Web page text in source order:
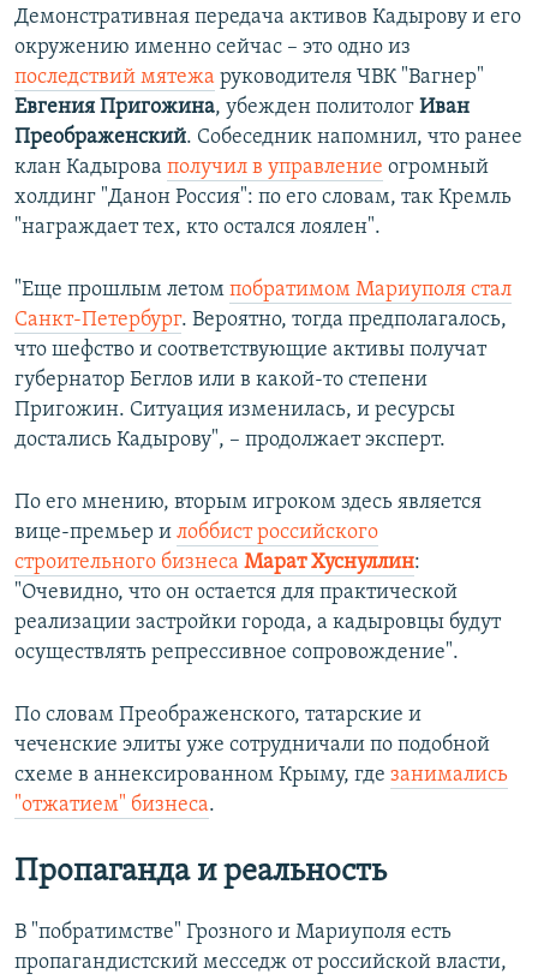
Демонстративная передача активов Кадырову и его
окружению именно сейчас – это одно из
последствий мятежа руководителя ЧВК "Вагнер"
Евгения Пригожина, убежден политолог Иван
Преображенский. Собеседник напомнил, что ранее
клан Кадырова получил в управление огромный
холдинг "Данон Россия": по его словам, так Кремль
"награждает тех, кто остался лоялен".
"Еще прошлым летом побратимом Мариуполя стал
Санкт-Петербург. Вероятно, тогда предполагалось,
что шефство и соответствующие активы получат
губернатор Беглов или в какой-то степени
Пригожин. Ситуация изменилась, и ресурсы
достались Кадырову", – продолжает эксперт.
По его мнению, вторым игроком здесь является
вице-премьер и лоббист российского
строительного бизнеса Марат Хуснуллин:
"Очевидно, что он остается для практической
реализации застройки города, а кадыровцы будут
осуществлять репрессивное сопровождение".
По словам Преображенского, татарские и
чеченские элиты уже сотрудничали по подобной
схеме в аннексированном Крыму, где занимались
"отжатием" бизнеса.
Пропаганда и реальность
В "побратимстве" Грозного и Мариуполя есть
пропагандистский месседж от российской власти,